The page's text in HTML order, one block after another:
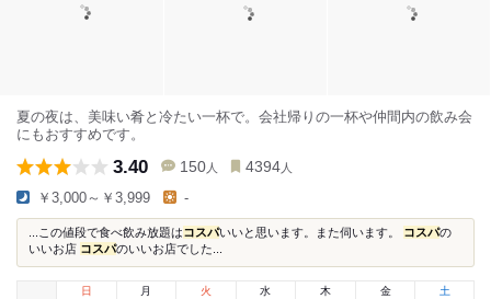
夏の夜は、美味い肴と冷たい一杯で。会社帰りの一杯や仲間内の飲み会
にもおすすめです。
3.40 150 人 4394 人
￥3,000～￥3,999 -
...この値段で食べ飲み放題はコスパいいと思います。また伺います。 コスパの
いいお店 コスパのいいお店でした...
日
月 火 水 木 金 土